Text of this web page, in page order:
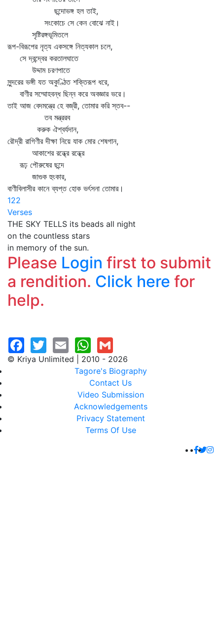
ছন্দোভঙ্গ হল তাই,
সংকোচে সে কেন বোঝে নাই।
সৃষ্টিরঙ্গভূমিতলে
রূপ-বিরূপের নৃত্য একসঙ্গে নিত্যকাল চলে,
সে দ্বন্দ্বের করতালঘাতে
উদ্দাম চরণপাতে
সুন্দরের ভঙ্গী যত অকুণ্ঠিত শক্তিরূপ ধরে,
বাণীর সম্মোহবন্ধ ছিন্ন করে অবজ্ঞার ভরে।
তাই আজ বেদমন্ত্রে হে বজ্রী, তোমার করি স্তব--
তব মন্ত্ররব
করুক ঐশ্বর্যদান,
রৌদ্রী রাগিণীর দীক্ষা নিয়ে যাক মোর শেষগান,
আকাশের রন্ধ্রে রন্ধ্রে
রূঢ় পৌরুষের ছন্দে
জাগুক হুংকার,
বাণীবিলাসীর কানে ব্যপ্ত হোক ভর্ৎসনা তোমার।
122
Verses
THE SKY TELLS its beads all night
on the countless stars
in memory of the sun.
Please Login first to submit
a rendition. Click here for
help.
© Kriya Unlimited | 2010 - 2026
Tagore's Biography
Contact Us
Video Submission
Acknowledgements
Privacy Statement
Terms Of Use